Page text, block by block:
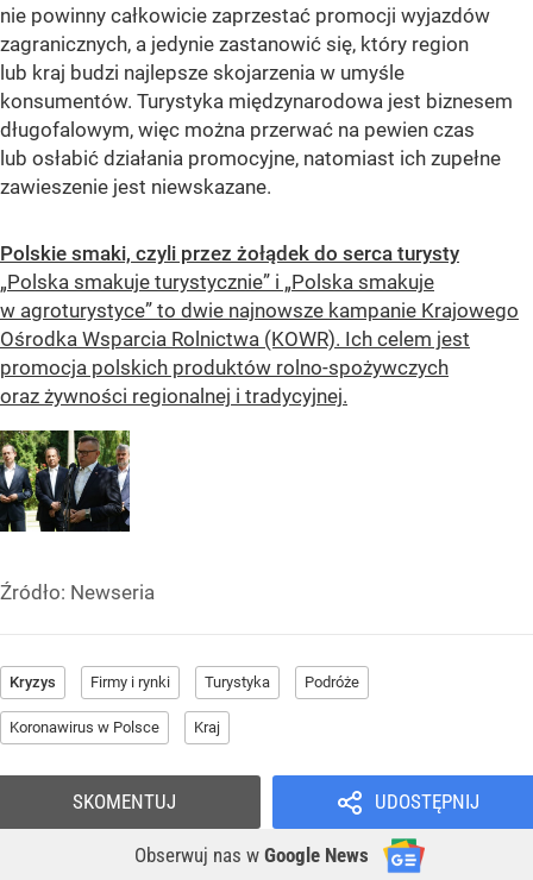
nie powinny całkowicie zaprzestać promocji wyjazdów
zagranicznych, a jedynie zastanowić się, który region
lub kraj budzi najlepsze skojarzenia w umyśle
konsumentów. Turystyka międzynarodowa jest biznesem
długofalowym, więc można przerwać na pewien czas
lub osłabić działania promocyjne, natomiast ich zupełne
zawieszenie jest niewskazane.
Polskie smaki, czyli przez żołądek do serca turysty
„Polska smakuje turystycznie” i „Polska smakuje
w agroturystyce” to dwie najnowsze kampanie Krajowego
Ośrodka Wsparcia Rolnictwa (KOWR). Ich celem jest
promocja polskich produktów rolno-spożywczych
oraz żywności regionalnej i tradycyjnej.
Źródło: Newseria
Kryzys Firmy i rynki Turystyka Podróże
Koronawirus w Polsce Kraj
UDOSTĘPNIJ
Obserwuj nas w Google News
SKOMENTUJ